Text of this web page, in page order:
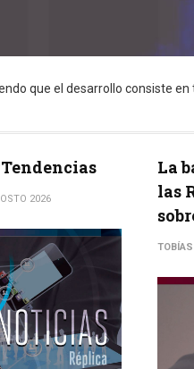
que el desarrollo consiste en
2026
La
las